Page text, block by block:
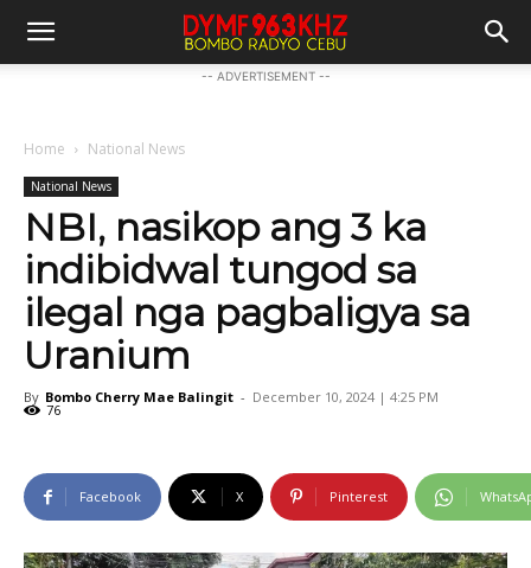
-- ADVERTISEMENT --
Home National News
National News
NBI, nasikop ang 3 ka
indibidwal tungod sa
ilegal nga pagbaligya sa
Uranium
By Bombo Cherry Mae Balingit - December 10, 2024 | 4:25 PM
76
Facebook X Pinterest